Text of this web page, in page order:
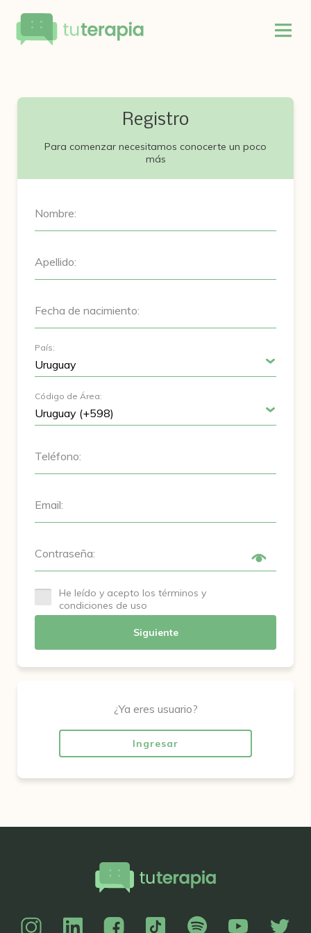
Registro
Para comenzar necesitamos conocerte un poco
más
Nombre:
Apellido:
Fecha de nacimiento:
País:
Código de Área:
Teléfono:
Email:
Contraseña:
He leído y acepto los términos y
condiciones de uso
Siguiente
¿Ya eres usuario?
Ingresar